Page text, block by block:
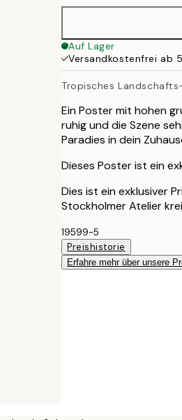
Auf Lager
Versandkostenfrei ab
Tropisches
Ein Poster mit hohen
ruhig und die Szene
Paradies in dein
Dieses Poster ist ein
Dies ist ein exklusiver
Stockholmer Atelier
19599-5
Preishistorie
Erfahre mehr über unsere